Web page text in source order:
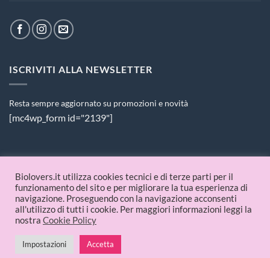
ISCRIVITI ALLA NEWSLETTER
Resta sempre aggiornato su promozioni e novità
[mc4wp_form id="2139"]
PAGAMENTI ACCETTATI
© 2026 Biolovers.it | P.IVA 09336481214
Biolovers.it utilizza cookies tecnici e di terze parti per il
funzionamento del sito e per migliorare la tua esperienza di
navigazione. Proseguendo con la navigazione acconsenti
all'utilizzo di tutti i cookie. Per maggiori informazioni leggi la
nostra Cookie Policy
Impostazioni Accetta